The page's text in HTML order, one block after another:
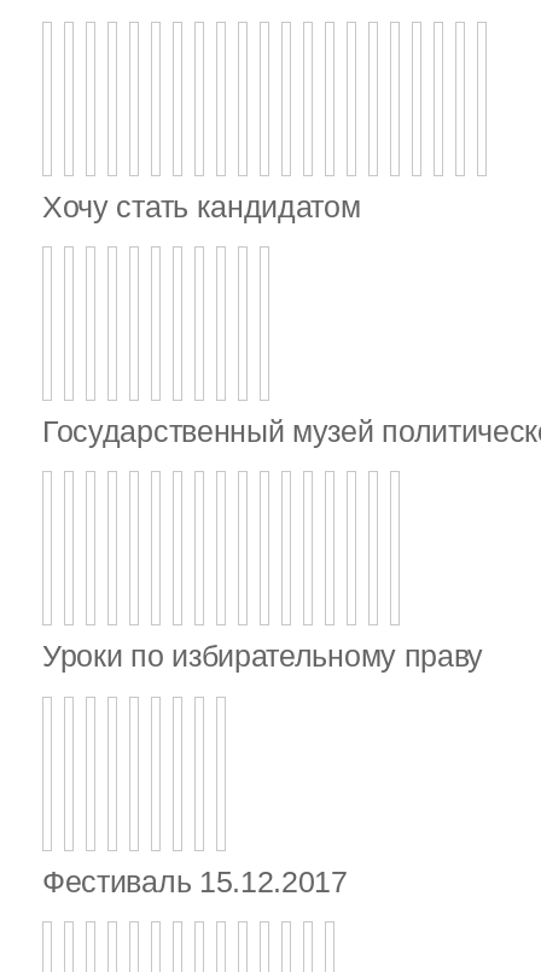
Хочу стать кандидатом
Государственный музей
Уроки по избирательному праву
Фестиваль 15.12.2017